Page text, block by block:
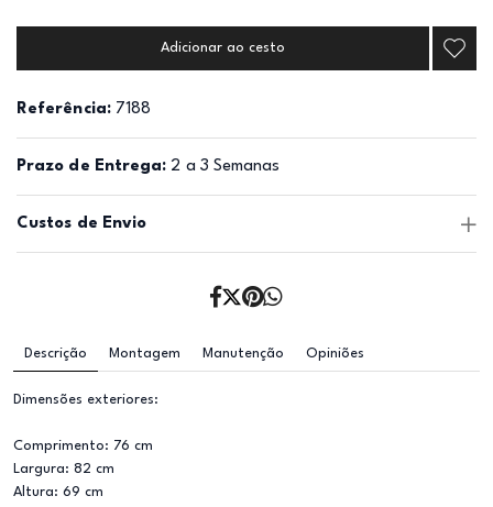
Adicionar ao cesto
Referência: 7188
Prazo de Entrega: 2 a 3 Semanas
Custos de Envio
Descrição Montagem Manutenção Opiniões
Dimensões exteriores:
Comprimento: 76 cm
Largura: 82 cm
Altura: 69 cm